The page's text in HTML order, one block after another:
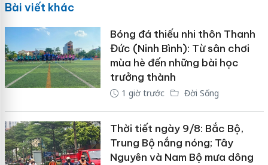
Bài viết khác
Bóng đá thiếu nhi thôn Thanh
Đức (Ninh Bình): Từ sân chơi
mùa hè đến những bài học
trưởng thành
1 giờ trước Đời Sống
Thời tiết ngày 9/8: Bắc Bộ,
Trung Bộ nắng nóng; Tây
Nguyên và Nam Bộ mưa dông